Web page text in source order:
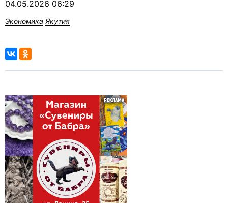
04.05.2026 06:29
Экономика Якутия